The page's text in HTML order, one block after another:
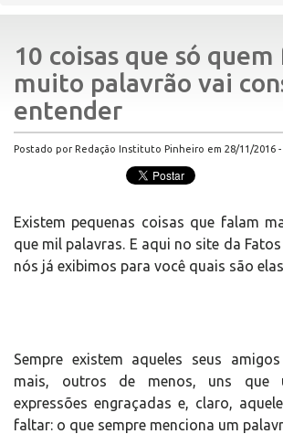
10 coisas que só quem
muito palavrão vai
entender
Postado por Redação Instituto Pinheiro em 28/11/2016 -
Existem pequenas coisas que falam
que mil palavras. E aqui no site da
nós já exibimos para você quais são
Sempre existem aqueles seus
mais, outros de menos, uns que
expressões engraçadas e, claro,
faltar: o que sempre menciona um